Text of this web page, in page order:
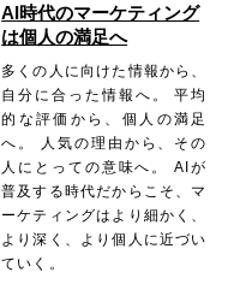
AI時代のマーケティング
は個人の満足へ
多くの人に向けた情報から、
自分に合った情報へ。 平均
的な評価から、個人の満足
へ。 人気の理由から、その
人にとっての意味へ。 AIが
普及する時代だからこそ、マ
ーケティングはより細かく、
より深く、より個人に近づい
ていく。